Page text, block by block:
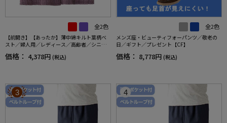
全2色
【前開き】【あったか】薄中綿キルト葉柄ベ
スト／婦人用／レディース／高齢者／シニア
／秋冬／洗濯OK／自宅で洗える／名前記入欄
付／両脇ポケット／お出かけ／ギフト【CF】
価格： 4,378円 (税込)
全2色
メンズ座・ビューティフォーパンツ／敬老の
日／ギフト／プレゼント【CF】
価格： 8,778円 (税込)
3 4